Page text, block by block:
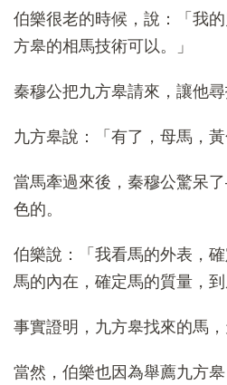
伯樂很老的時候，說：「我
方皋的相馬技術可以。」
秦穆公把九方皋請來，讓他尋
九方皋說：「有了，母馬，黃
當馬牽過來後，秦穆公驚呆
色的。
伯樂說：「我看馬的外表，
馬的內在，確定馬的質量，到
事實證明，九方皋找來的馬，
當然，伯樂也因為舉薦九方